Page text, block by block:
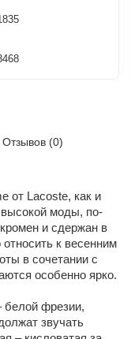
Отзывов (0)
от Lacoste, как и
моды, по-
и сдержан в
к весенним
в сочетании с
особенно ярко.
белой фрезии,
звучать